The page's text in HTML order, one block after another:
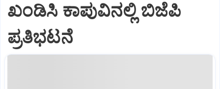
ಖಂಡಿಸಿ ಕಾಪುವಿನಲ್ಲಿ ಬಿಜೆಪಿ
ಪ್ರತಿಭಟನೆ